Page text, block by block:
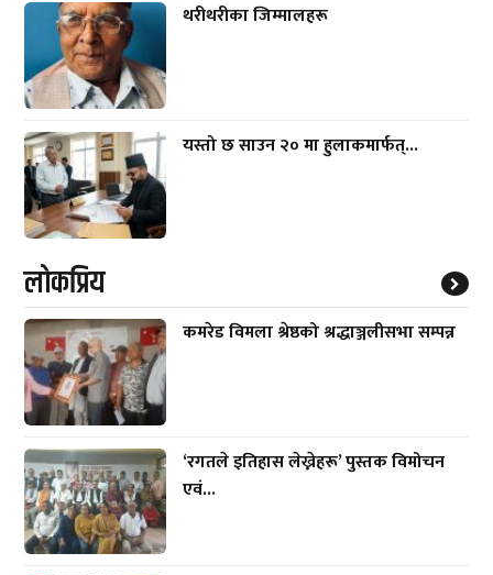
थरीथरीका जिम्मालहरू
यस्तो छ साउन २० मा हुलाकमार्फत्...
लाेकप्रिय
कमरेड विमला श्रेष्ठको श्रद्धाञ्जलीसभा सम्पन्न
‘रगतले इतिहास लेख्नेहरू’ पुस्तक विमोचन
एवं...